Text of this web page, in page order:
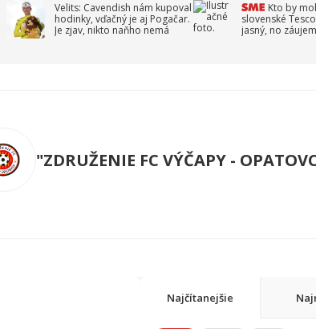
Velits: Cavendish nám kupoval
hodinky, vďačný je aj Pogačar.
Je zjav, nikto naňho nemá
Kto by
slovenské
jasný, no
"ZDRUŽENIE FC VÝČAPY -
Najčítanejšie